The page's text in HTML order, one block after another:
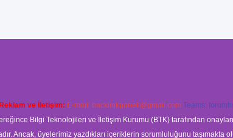
Reklam ve İletişim: E-mail: backlinkpaneli@gmail.com Teams:
Bilgi Teknolojileri ve İletişim Kurumu (BTK) tarafından
Ancak, üyelerimiz yazdıkları içeriklerin sorumluluğunu